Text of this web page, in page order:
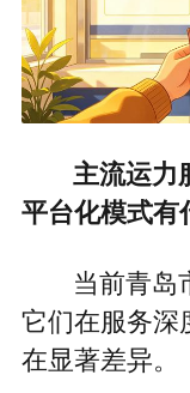
主流运力
平台化模式有
当前青岛
它们在服务深
在显著差异。